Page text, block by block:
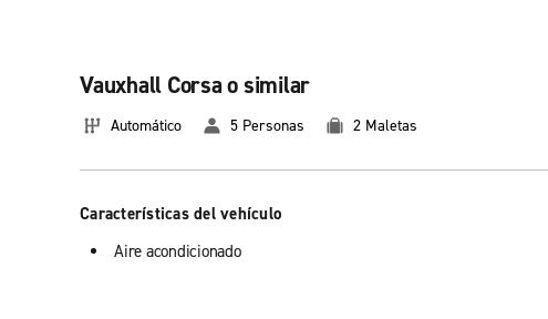
Vauxhall Corsa o similar
Automático 5 Personas 2 Maletas
Características del vehículo
Aire acondicionado